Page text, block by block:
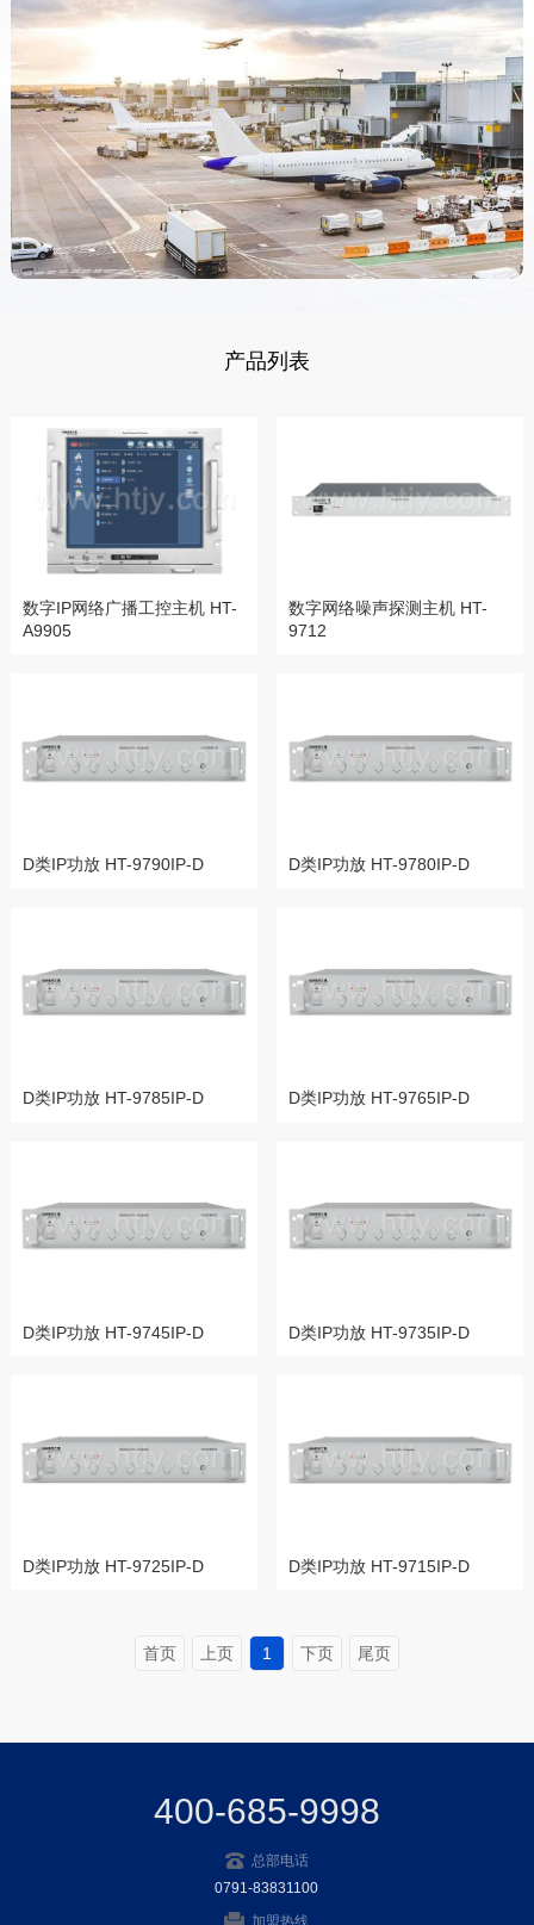
产品列表
数字IP网络广播工控主机 HT-
A9905
数字网络噪声探测主机 HT-
9712
D类IP功放 HT-9790IP-D D类IP功放 HT-9780IP-D
D类IP功放 HT-9785IP-D D类IP功放 HT-9765IP-D
D类IP功放 HT-9745IP-D D类IP功放 HT-9735IP-D
D类IP功放 HT-9725IP-D D类IP功放 HT-9715IP-D
首页 上页 1 下页 尾页
400-685-9998
总部电话
0791-83831100
加盟热线